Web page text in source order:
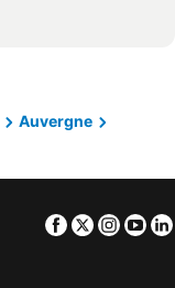
Auvergne
Facebook
Twitter